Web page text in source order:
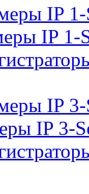
IP 1-
IP 1-
IP 3-
IP 3-